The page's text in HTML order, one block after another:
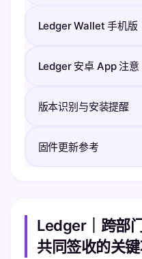
Ledger Wallet 手机版
Ledger 安卓 App 注意
版本识别与安装提醒
固件更新参考
Ledger｜跨部
共同签收的关